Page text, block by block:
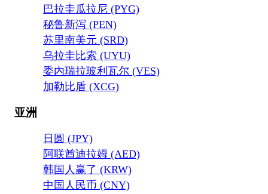
巴拉圭瓜拉尼 (PYG)
秘鲁新泻 (PEN)
苏里南美元 (SRD)
乌拉圭比索 (UYU)
委内瑞拉玻利瓦尔 (VES)
加勒比盾 (XCG)
亚洲
日圆 (JPY)
阿联酋迪拉姆 (AED)
韩国人赢了 (KRW)
中国人民币 (CNY)